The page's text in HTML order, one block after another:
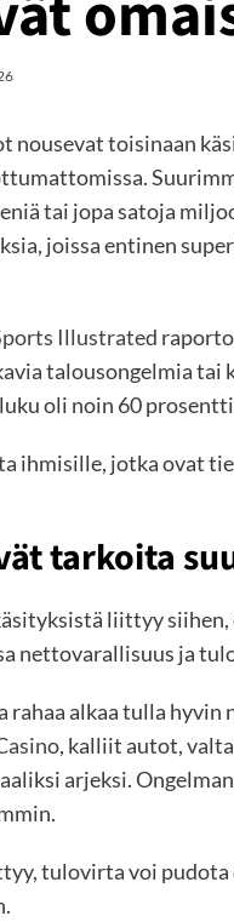
nousevat toisinaan
tai jopa satoja
joissa entinen
Illustrated
talousongelmia
oli noin 60
ihmisille, jotka ovat
tarkoita
liittyy
nettovarallisuus ja
rahaa alkaa tulla
, kalliit autot,
arjeksi.
tulovirta voi